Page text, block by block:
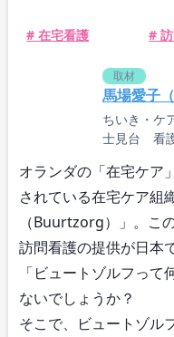
# 在宅看護 #
取材
馬場愛子
ちいき・ケ
士見台 看
オランダの「在宅ケア
されている在宅ケア組
（Buurtzorg）」。こ
訪問看護の提供が日本
「ビュートゾルフっ
ないでしょうか？
そこで、ビュートゾル